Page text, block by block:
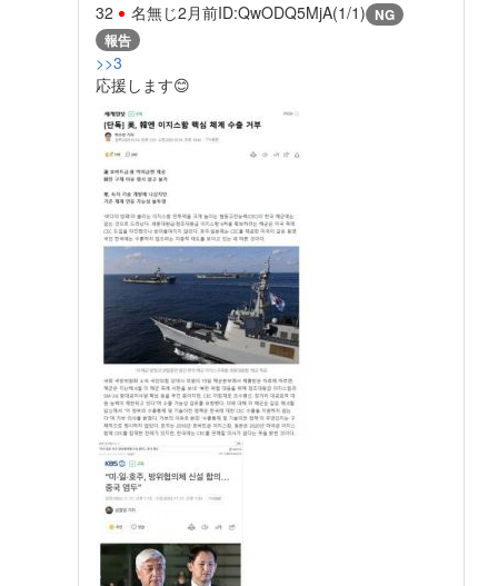
32 名無じ2月前ID:QwODQ5MjA(1/1) NG
報告
>>3
応援します😊